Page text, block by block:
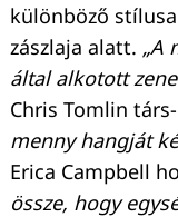
különböző
zászlaja alatt. „A
által alkotott
Chris Tomlin
menny hangját
Erica Campbell
össze, hogy
Keresés: